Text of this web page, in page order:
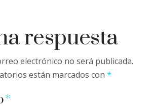
respuesta
electrónico no será publicada.
están marcados con*
*